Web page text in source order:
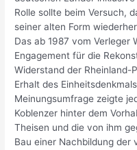
Rolle sollte beim Versuch,
seiner alten Form
Das ab 1987 vom Verleger
Engagement für die
Widerstand der Rheinland-
Erhalt des
Meinungsumfrage zeigte
Koblenzer hinter dem
Theisen und die von ihm
Bau einer Nachbildung der